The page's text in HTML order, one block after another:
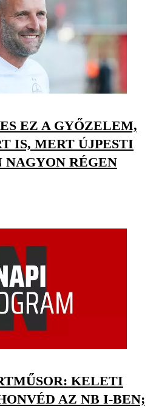
EZ A GYŐZELEM,
IS, MERT ÚJPESTI
NAGYON RÉGEN
KELETI
AZ NB I-BEN;